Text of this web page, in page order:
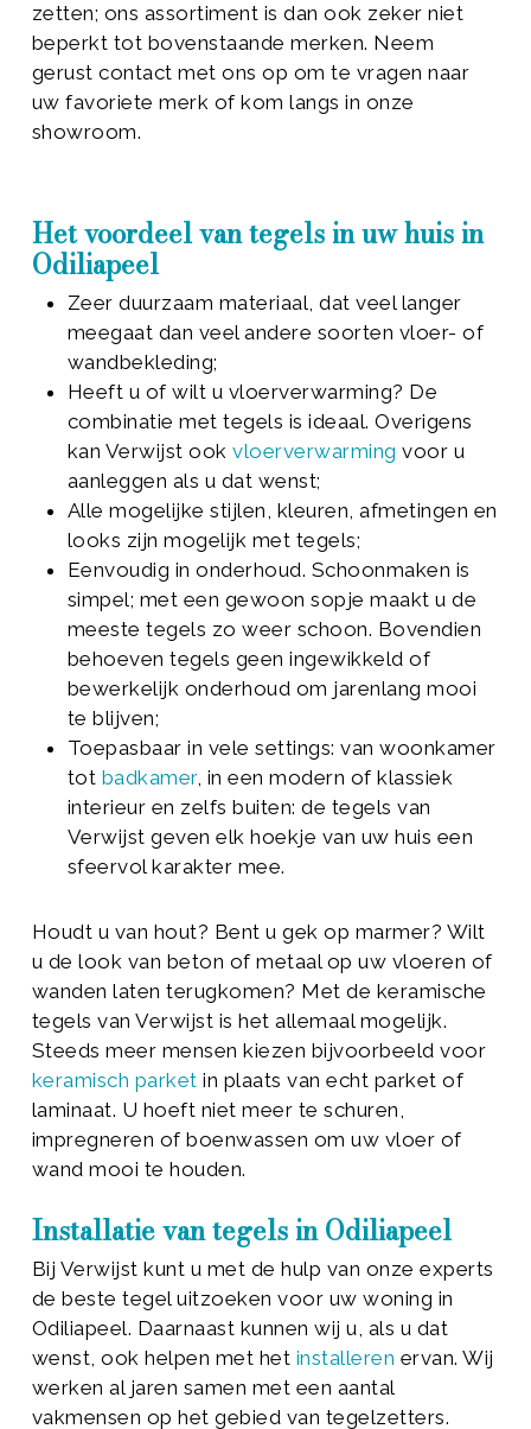
zetten; ons assortiment is dan ook zeker niet
beperkt tot bovenstaande merken. Neem
gerust contact met ons op om te vragen naar
uw favoriete merk of kom langs in onze
showroom.
Het voordeel van tegels in uw huis in
Odiliapeel
Zeer duurzaam materiaal, dat veel langer
meegaat dan veel andere soorten vloer- of
wandbekleding;
Heeft u of wilt u vloerverwarming? De
combinatie met tegels is ideaal. Overigens
kan Verwijst ookvloerverwarming voor u
aanleggen als u dat wenst;
Alle mogelijke stijlen, kleuren, afmetingen en
looks zijn mogelijk met tegels;
Eenvoudig in onderhoud. Schoonmaken is
simpel; met een gewoon sopje maakt u de
meeste tegels zo weer schoon. Bovendien
behoeven tegels geen ingewikkeld of
bewerkelijk onderhoud om jarenlang mooi
te blijven;
Toepasbaar in vele settings: van woonkamer
tot badkamer, in een modern of klassiek
interieur en zelfs buiten: de tegels van
Verwijst geven elk hoekje van uw huis een
sfeervol karakter mee.
Houdt u van hout? Bent u gek op marmer? Wilt
u de look van beton of metaal op uw vloeren of
wanden laten terugkomen? Met de keramische
tegels van Verwijst is het allemaal mogelijk.
Steeds meer mensen kiezen bijvoorbeeld voor
keramisch parket in plaats van echt parket of
laminaat. U hoeft niet meer te schuren,
impregneren of boenwassen om uw vloer of
wand mooi te houden.
Installatie van tegels in Odiliapeel
Bij Verwijst kunt u met de hulp van onze experts
de beste tegel uitzoeken voor uw woning in
Odiliapeel. Daarnaast kunnen wij u, als u dat
wenst, ook helpen met het installeren ervan. Wij
werken al jaren samen met een aantal
vakmensen op het gebied van tegelzetters.